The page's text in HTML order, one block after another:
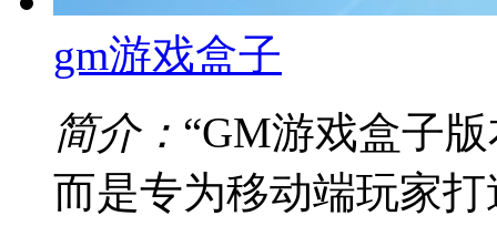
gm游戏盒子
简介： “GM游戏盒子
而是专为移动端玩家